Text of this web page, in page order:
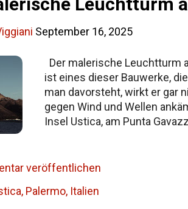
September 16, 2025
Der malerische Leuchtturm
ist eines dieser Bauwerke,
man davorsteht, wirkt er gar
gegen Wind und Wellen
Insel Ustica, am Punta
Stunden, je nach
veröffentlichen
Palermo, Italien